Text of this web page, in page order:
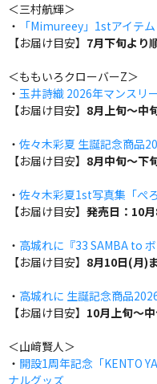
＜三村航輝＞
・
「Mimureey」1stアイテム
【お届け目安】 7月下旬より
＜ももいろクローバーZ＞
・ 玉井詩織 2026年マンスリ
【お届け目安】 8月上旬～中
・ 佐々木彩夏 生誕記念商品
【お届け目安】 8月中旬～下
・ 佐々木彩夏1st写真集「ぺ
【お届け目安】 発売日：10
・ 高城れに『33 SAMBA to
【お届け目安】 8月10日(月)
・ 高城れに 生誕記念商品
【お届け目安】 10月上旬～
＜山﨑賢人＞
・ 開設1周年記念「KENTO
ナルグッズ